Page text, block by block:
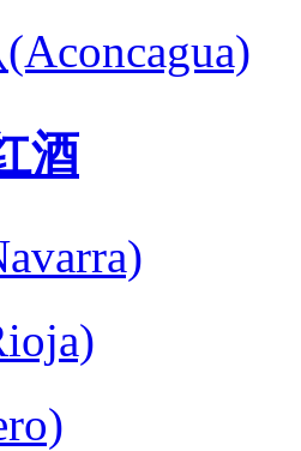
酒